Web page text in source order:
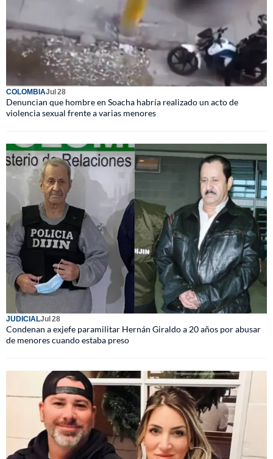
COLOMBIAJul 28
Denuncian que hombre en Soacha habría realizado un acto de
violencia sexual frente a varias menores
JUDICIALJul 28
Condenan a exjefe paramilitar Hernán Giraldo a 20 años por abusar
de menores cuando estaba preso